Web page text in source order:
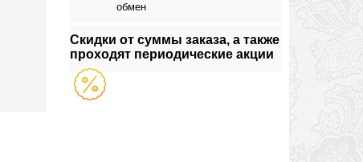
обмен
Скидки от суммы заказа, а также
проходят периодические акции